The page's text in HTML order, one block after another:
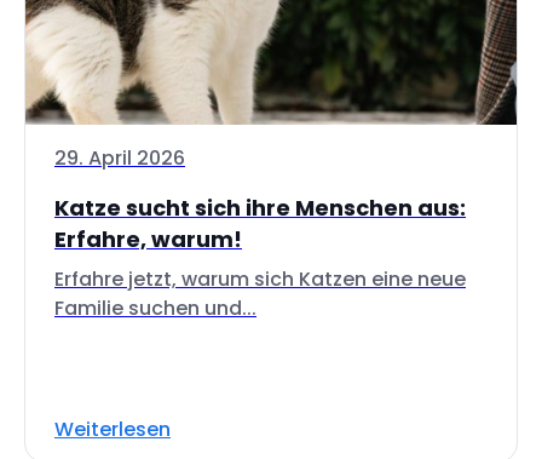
29. April 2026
Katze sucht sich ihre Menschen aus:
Erfahre, warum!
Erfahre jetzt, warum sich Katzen eine neue
Familie suchen und...
Weiterlesen